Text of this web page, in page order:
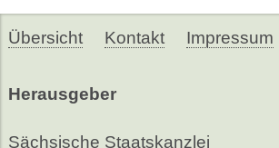
Übersicht Kontakt Impressum
Herausgeber
Sächsische Staatskanzlei